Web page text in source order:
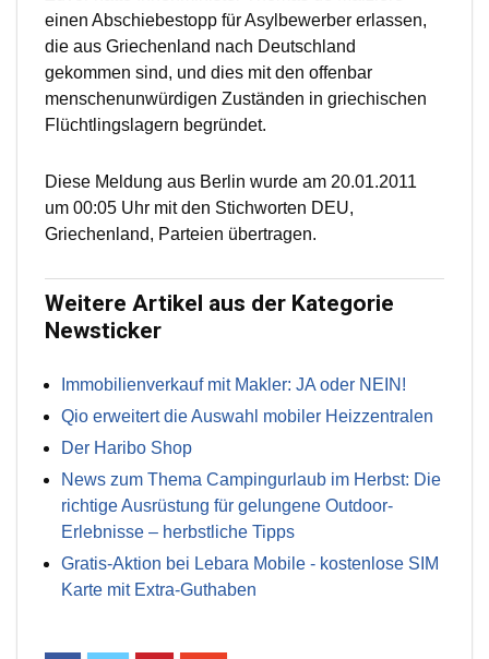
einen Abschiebestopp für Asylbewerber erlassen,
die aus Griechenland nach Deutschland
gekommen sind, und dies mit den offenbar
menschenunwürdigen Zuständen in griechischen
Flüchtlingslagern begründet.
Diese Meldung aus Berlin wurde am 20.01.2011
um 00:05 Uhr mit den Stichworten DEU,
Griechenland, Parteien übertragen.
Weitere Artikel aus der Kategorie
Newsticker
Immobilienverkauf mit Makler: JA oder NEIN!
Qio erweitert die Auswahl mobiler Heizzentralen
Der Haribo Shop
News zum Thema Campingurlaub im Herbst: Die
richtige Ausrüstung für gelungene Outdoor-
Erlebnisse – herbstliche Tipps
Gratis-Aktion bei Lebara Mobile - kostenlose SIM
Karte mit Extra-Guthaben